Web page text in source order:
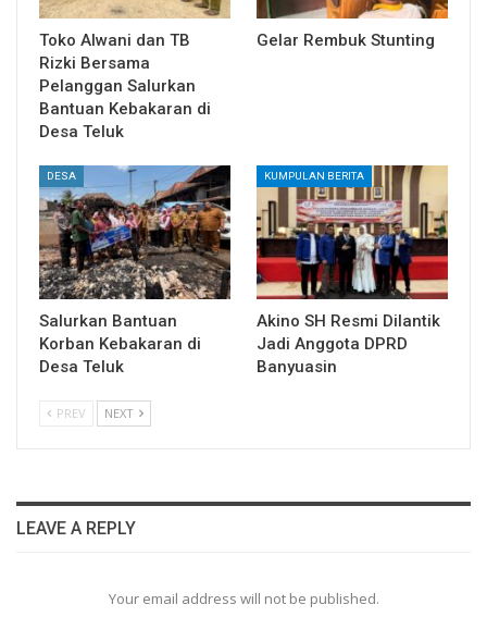
Toko Alwani dan TB
Rizki Bersama
Pelanggan Salurkan
Bantuan Kebakaran di
Desa Teluk
Gelar Rembuk Stunting
DESA
Salurkan Bantuan
Korban Kebakaran di
Desa Teluk
KUMPULAN BERITA
Akino SH Resmi Dilantik
Jadi Anggota DPRD
Banyuasin
PREV NEXT
LEAVE A REPLY
Your email address will not be published.